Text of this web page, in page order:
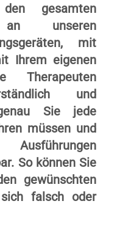
gesamten
unseren
mit
Ihrem eigenen
Therapeuten
und
Sie jede
müssen und
So können Sie
gewünschten
falsch oder